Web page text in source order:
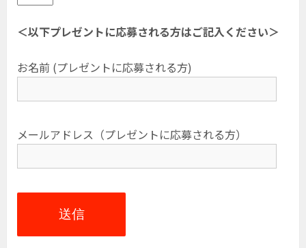
＜以下プレゼントに応募される方はご記入ください＞
お名前 (プレゼントに応募される方)
メールアドレス（プレゼントに応募される方）